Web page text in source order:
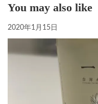
You may also like
2020年1月15日